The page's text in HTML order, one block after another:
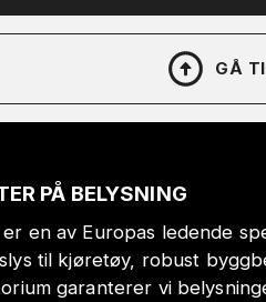
GÅ
PÅ BELYSNING
en av Europas ledende
til kjøretøy, robust
garanterer vi